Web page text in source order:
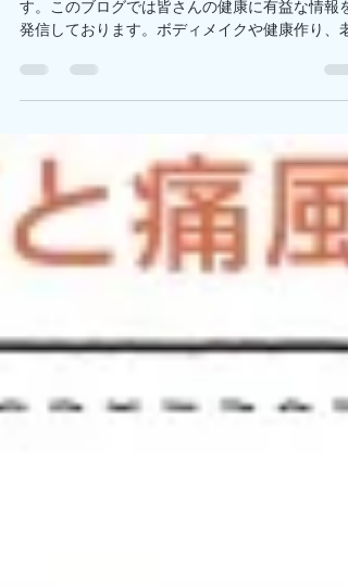
ACE GYM BLOG
2025年4月14日
読了時間: 3分
こんにちは！☀️ 鎌倉パーソナルジム、ACE GYM
す。このブログでは皆さんの健康に有益な情報を
発信しております。ボディメイクや健康作り、老
化防止や体力向上などに是非お役立てください！
👍 みなさんはトレーニングが習慣化されてきて